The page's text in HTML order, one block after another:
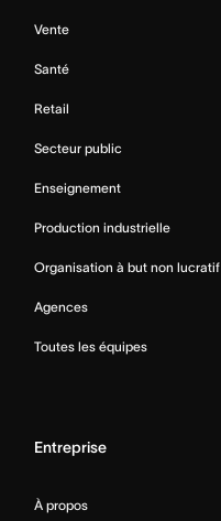
Vente
Santé
Retail
Secteur public
Enseignement
Production industrielle
Organisation à but non lucratif
Agences
Toutes les équipes
Entreprise
À propos